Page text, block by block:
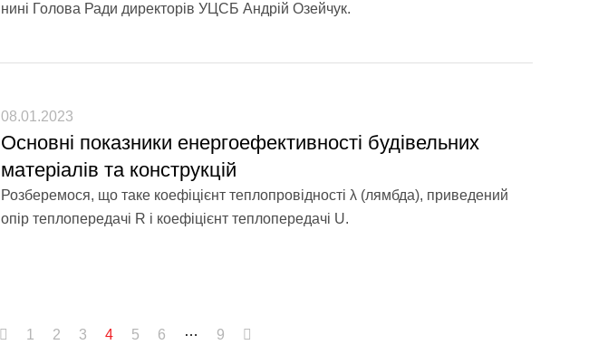
нині Голова Ради директорів УЦСБ Андрій Озейчук.
08.01.2023
Основні показники енергоефективності будівельних
матеріалів та конструкцій
Розберемося, що таке коефіцієнт теплопровідності λ (лямбда), приведений
опір теплопередачі R і коефіцієнт теплопередачі U.
1 2 3 4 5 6 … 9